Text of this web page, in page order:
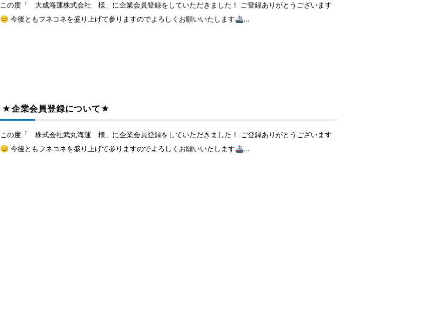
この度「 大成海運株式会社 様」に企業会員登録をしていただきました！ ご登録ありがとうございます
😊 今後ともフネコネを盛り上げて参りますのでよろしくお願いいたします🚢...
★企業会員登録について★
この度「 株式会社武丸海運 様」に企業会員登録をしていただきました！ ご登録ありがとうございます
😊 今後ともフネコネを盛り上げて参りますのでよろしくお願いいたします🚢...